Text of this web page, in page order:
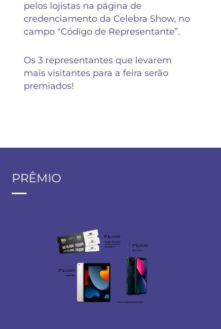
pelos lojistas na página de
credenciamento da Celebra Show, no
campo "Código de Representante”.
Os 3 representantes que levarem
mais visitantes para a feira serão
premiados!
PRÊMIO